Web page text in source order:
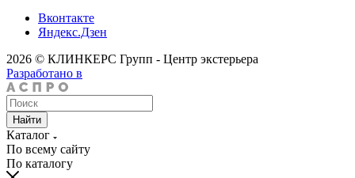
Вконтакте
Яндекс.Дзен
2026 © КЛИНКЕРС Групп - Центр экстерьера
Разработано в
Найти
Каталог
По всему сайту
По каталогу